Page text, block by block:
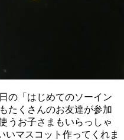
の「はじめてのソーイン
たくさんのお友達が参加
うお子さまもいらっしゃ
いマスコット作ってくれま